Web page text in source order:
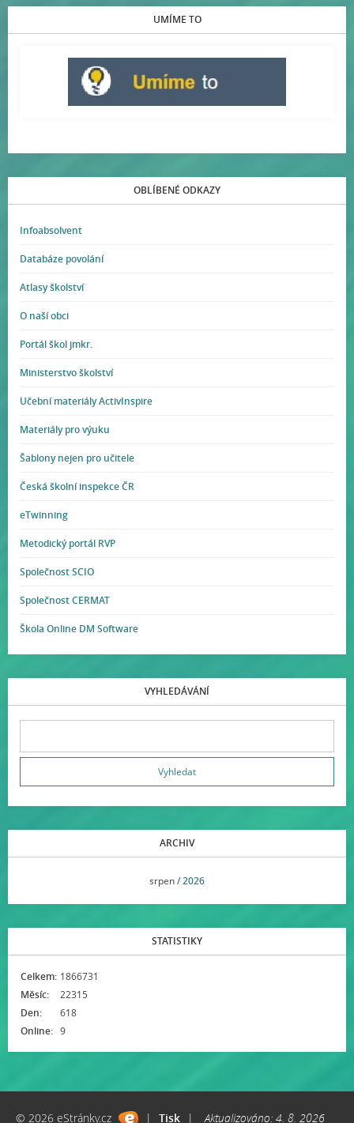
UMÍME TO
OBLÍBENÉ ODKAZY
Infoabsolvent
Databáze povolání
Atlasy školství
O naší obci
Portál škol jmkr.
Ministerstvo školství
Učební materiály ActivInspire
Materiály pro výuku
Šablony nejen pro učitele
Česká školní inspekce ČR
eTwinning
Metodický portál RVP
Společnost SCIO
Společnost CERMAT
Škola Online DM Software
VYHLEDÁVÁNÍ
ARCHIV
srpen /2026
STATISTIKY
Online: 9
Celkem: 1866731
Měsíc:
22315
Den:
618
© 2026 eStránky.cz | Tisk | Aktualizováno: 4. 8. 2026